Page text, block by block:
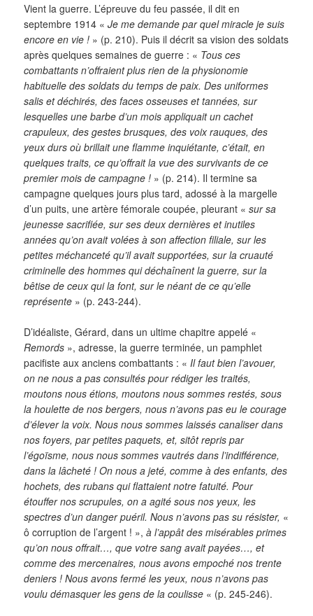
Vient la guerre. L’épreuve du feu passée, il dit en
septembre 1914 «Je me demande par quel miracle je suis
encore en vie ! » (p. 210). Puis il décrit sa vision des soldats
après quelques semaines de guerre : « Tous ces
combattants n’offraient plus rien de la physionomie
habituelle des soldats du temps de paix. Des uniformes
salis et déchirés, des faces osseuses et tannées, sur
lesquelles une barbe d’un mois appliquait un cachet
crapuleux, des gestes brusques, des voix rauques, des
yeux durs où brillait une flamme inquiétante, c’était, en
quelques traits, ce qu’offrait la vue des survivants de ce
premier mois de campagne ! » (p. 214). Il termine sa
campagne quelques jours plus tard, adossé à la margelle
d’un puits, une artère fémorale coupée, pleurant «sur sa
jeunesse sacrifiée, sur ses deux dernières et inutiles
années qu’on avait volées à son affection filiale, sur les
petites méchanceté qu’il avait supportées, sur la cruauté
criminelle des hommes qui déchaînent la guerre, sur la
bêtise de ceux qui la font, sur le néant de ce qu’elle
représente » (p. 243-244).
D’idéaliste, Gérard, dans un ultime chapitre appelé «
Remords », adresse, la guerre terminée, un pamphlet
pacifiste aux anciens combattants : « Il faut bien l’avouer,
on ne nous a pas consultés pour rédiger les traités,
moutons nous étions, moutons nous sommes restés, sous
la houlette de nos bergers, nous n’avons pas eu le courage
d’élever la voix. Nous nous sommes laissés canaliser dans
nos foyers, par petites paquets, et, sitôt repris par
l’égoïsme, nous nous sommes vautrés dans l’indifférence,
dans la lâcheté ! On nous a jeté, comme à des enfants, des
hochets, des rubans qui flattaient notre fatuité. Pour
étouffer nos scrupules, on a agité sous nos yeux, les
spectres d’un danger puéril. Nous n’avons pas su résister, «
ô corruption de l’argent ! », à l’appât des misérables primes
qu’on nous offrait…, que votre sang avait payées…, et
comme des mercenaires, nous avons empoché nos trente
deniers ! Nous avons fermé les yeux, nous n’avons pas
voulu démasquer les gens de la coulisse « (p. 245-246).